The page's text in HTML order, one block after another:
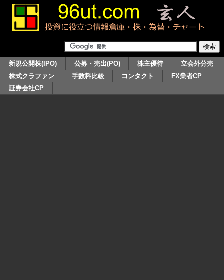
新規公開株(IPO) 公募・売出(PO) 株主優待
立会外分売
株式クラファン
手数料比較 コンタクト
FX業者CP
証券会社CP